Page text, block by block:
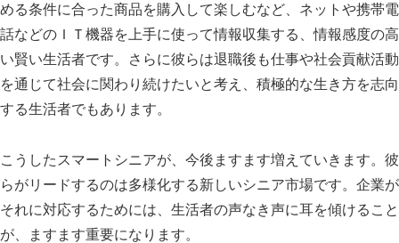
める条件に合った商品を購入して楽しむなど、ネットや携帯電
話などのＩＴ機器を上手に使って情報収集する、情報感度の高
い賢い生活者です。さらに彼らは退職後も仕事や社会貢献活動
を通じて社会に関わり続けたいと考え、積極的な生き方を志向
する生活者でもあります。
こうしたスマートシニアが、今後ますます増えていきます。彼
らがリードするのは多様化する新しいシニア市場です。企業が
それに対応するためには、生活者の声なき声に耳を傾けること
が、ますます重要になります。